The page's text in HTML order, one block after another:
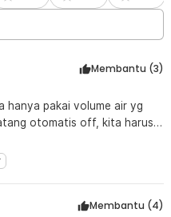
Membantu (3)
hanya pakai volume air yg
otomatis off, kita harus
mantap deh barangnnya
Membantu (4)